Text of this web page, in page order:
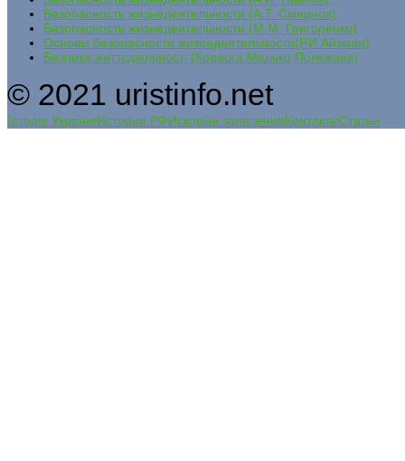
Безопасность жизнедеятельности (А.Т. Смирнов)
Безопасность жизнедеятельности (М.М. Григоренко)
Основы безопасности жизнедеятельности(Р.И.Айзман)
Безпека життєдіяльності (Ковжога,Малько,Полєжаев)
© 2021 uristinfo.net
Історія УкраїниИстория РФИсковые заявленияКонтактыСтатьи